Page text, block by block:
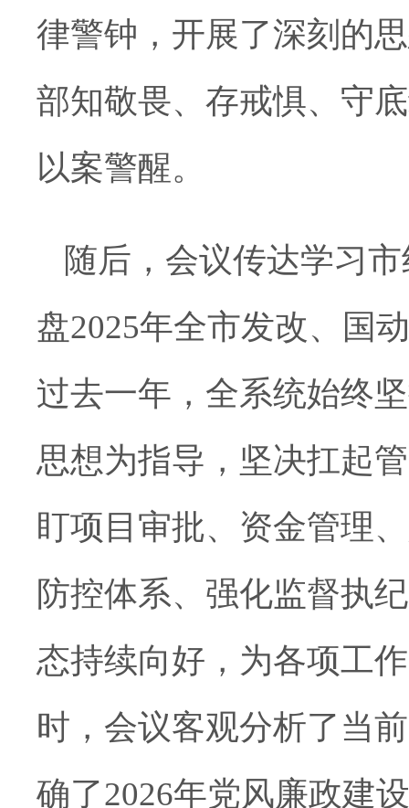
律警钟，开展了深刻的
部知敬畏、存戒惧、守
以案警醒。
随后，会议传达学习
盘2025年全市发改、国
过去一年，全系统始终
思想为指导，坚决扛起
盯项目审批、资金管理、
防控体系、强化监督执
态持续向好，为各项工
时，会议客观分析了当
确了2026年党风廉政建设